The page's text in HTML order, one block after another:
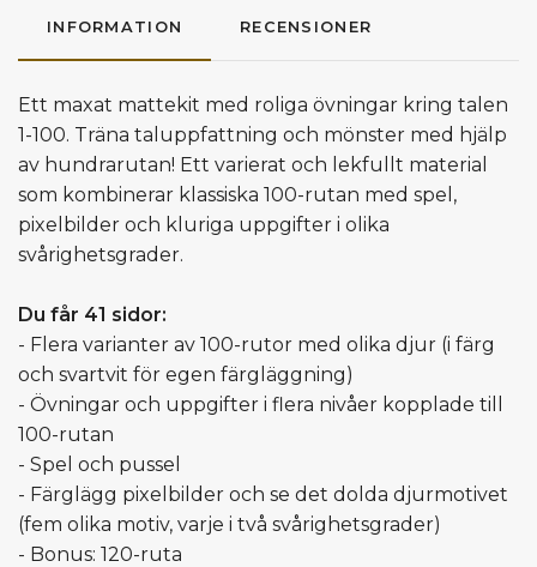
INFORMATION RECENSIONER
Ett maxat mattekit med roliga övningar kring talen
1-100. Träna taluppfattning och mönster med hjälp
av hundrarutan! Ett varierat och lekfullt material
som kombinerar klassiska 100-rutan med spel,
pixelbilder och kluriga uppgifter i olika
svårighetsgrader.
Du får 41 sidor:
- Flera varianter av 100-rutor med olika djur (i färg
och svartvit för egen färgläggning)
- Övningar och uppgifter i flera nivåer kopplade till
100-rutan
- Spel och pussel
- Färglägg pixelbilder och se det dolda djurmotivet
(fem olika motiv, varje i två svårighetsgrader)
- Bonus: 120-ruta